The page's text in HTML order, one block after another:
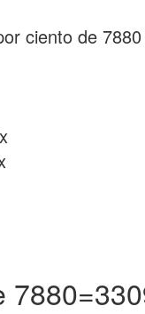
ciento de